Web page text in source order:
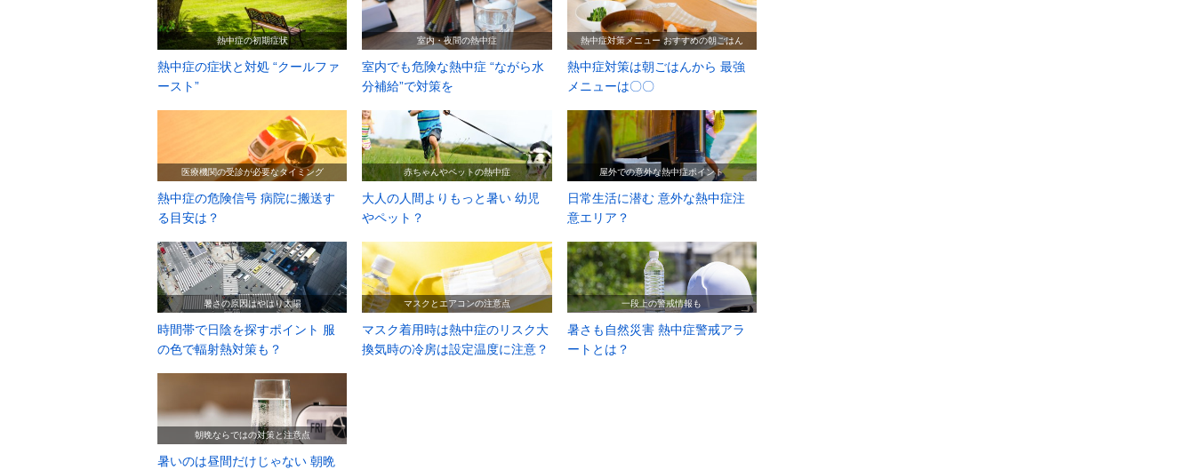
熱中症の症状と対処 “クールファ
ースト”
熱中症の初期症状
室内でも危険な熱中症 “ながら水
分補給”で対策を
室内・夜間の熱中症
熱中症対策は朝ごはんから 最強
メニューは〇〇
熱中症対策メニュー おすすめの朝ごはん
熱中症の危険信号 病院に搬送す
る目安は？
医療機関の受診が必要なタイミング
大人の人間よりもっと暑い 幼児
やペット？
赤ちゃんやペットの熱中症
日常生活に潜む 意外な熱中症注
意エリア？
屋外での意外な熱中症ポイント
時間帯で日陰を探すポイント 服
の色で輻射熱対策も？
暑さの原因はやはり太陽
マスク着用時は熱中症のリスク大
換気時の冷房は設定温度に注意？
マスクとエアコンの注意点
暑さも自然災害 熱中症警戒アラ
ートとは？
一段上の警戒情報も
暑いのは昼間だけじゃない 朝晩
朝晩ならではの対策と注意点